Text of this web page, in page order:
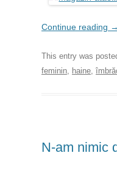
Continue reading →
This entry was
feminin, haine,
N-am nimic